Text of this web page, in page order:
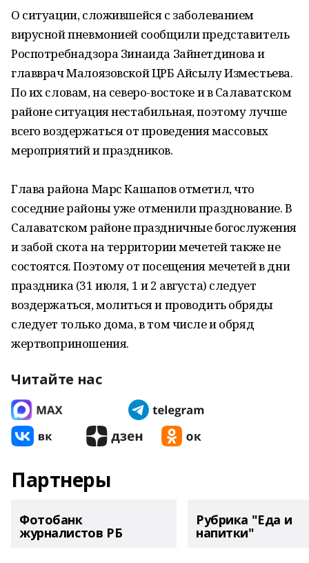
О ситуации, сложившейся с заболеванием
вирусной пневмонией сообщили представитель
Роспотребнадзора Зинаида Зайнетдинова и
главврач Малоязовской ЦРБ Айсылу Изместьева.
По их словам, на северо-востоке и в Салаватском
районе ситуация нестабильная, поэтому лучше
всего воздержаться от проведения массовых
мероприятий и праздников.
Глава района Марс Кашапов отметил, что
соседние районы уже отменили празднование. В
Салаватском районе праздничные богослужения
и забой скота на территории мечетей также не
состоятся. Поэтому от посещения мечетей в дни
праздника (31 июля, 1 и 2 августа) следует
воздержаться, молиться и проводить обряды
следует только дома, в том числе и обряд
жертвоприношения.
Читайте нас
Партнеры
Фотобанк
журналистов РБ
Рубрика "Еда и
напитки"